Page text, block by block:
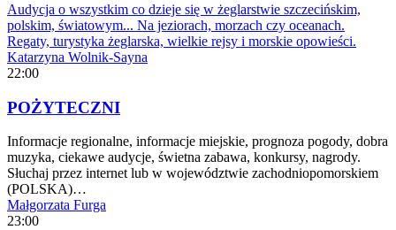
Audycja o wszystkim co dzieje się w żeglarstwie szczecińskim,
polskim, światowym... Na jeziorach, morzach czy oceanach.
Regaty, turystyka żeglarska, wielkie rejsy i morskie opowieści.
Katarzyna Wolnik-Sayna
22:00
POŻYTECZNI
Informacje regionalne, informacje miejskie, prognoza pogody, dobra
muzyka, ciekawe audycje, świetna zabawa, konkursy, nagrody.
Słuchaj przez internet lub w województwie zachodniopomorskiem
(POLSKA)…
Małgorzata Furga
23:00